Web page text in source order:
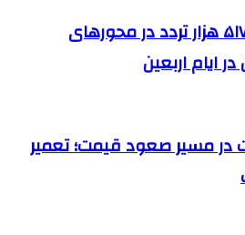
ثبت ۲ میلیون و ۵۱۷ هزار تردد در محورهای
ایام اربعین
در مسیر صعود قیمت؛ تعمیر